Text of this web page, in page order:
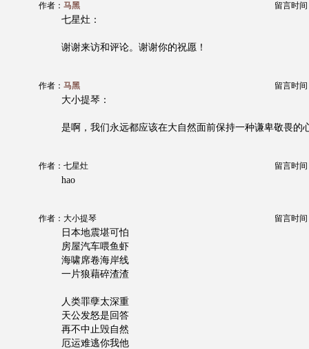
作者： 马黑 留言时间
七星灶：
谢谢来访和评论。谢谢你的祝愿！
作者： 马黑 留言时间
大小提琴：
是啊，我们永远都应该在大自然面前保持一种谦卑敬畏的
作者：七星灶 留言时间
hao
作者：大小提琴 留言时间
日本地震堪可怕
房屋汽车喂鱼虾
海啸席卷海岸线
一片狼藉碎渣渣
人类罪孽太深重
天公发怒是回答
再不中止毁自然
厄运难逃你我他